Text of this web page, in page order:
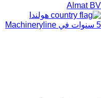
Almat BV
هولندا
5 سنوات في Machineryline